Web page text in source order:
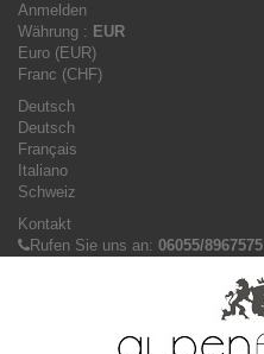
Anmelden
Währung : EUR
Euro (EUR)
Franc (CHF)
Deutsch
Deutsch
Français
Italiano
Schweiz
Kontakt
Rufen Sie uns an: 06055/8967575